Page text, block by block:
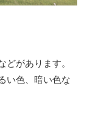
どがあります。
い色、暗い色な